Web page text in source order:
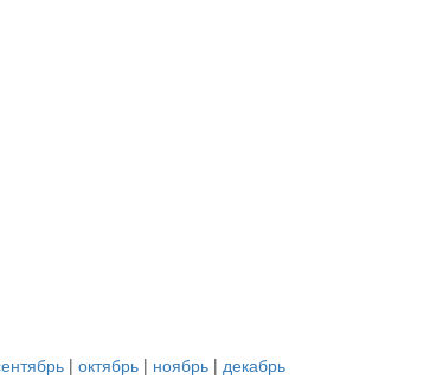
| октябрь| ноябрь| декабрь